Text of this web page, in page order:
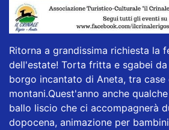
Ritorna a grandissima richiesta la
dell'estate! Torta fritta e sgabei
borgo incantato di Aneta, tra case
montani.Quest'anno anche
ballo liscio che ci accompagnerà
dopocena, animazione per